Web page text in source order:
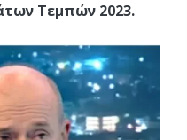
Τεμπών 2023.